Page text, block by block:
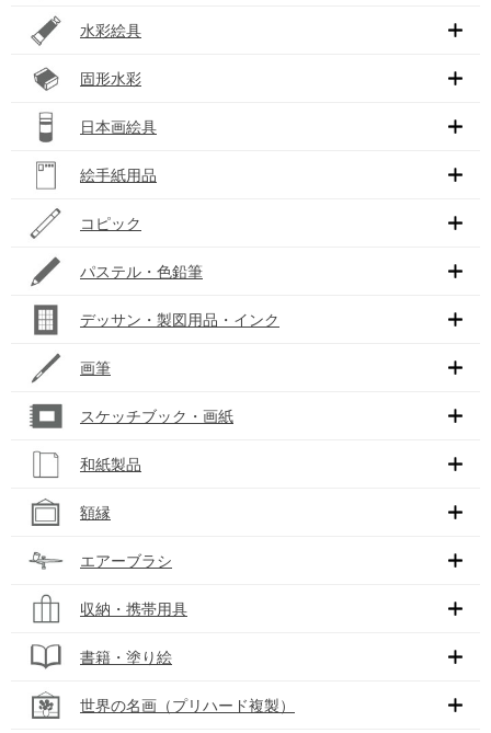
水彩絵具
固形水彩
日本画絵具
絵手紙用品
コピック
パステル・色鉛筆
デッサン・製図用品・インク
画筆
スケッチブック・画紙
和紙製品
額縁
エアーブラシ
収納・携帯用具
書籍・塗り絵
世界の名画（プリハード複製）